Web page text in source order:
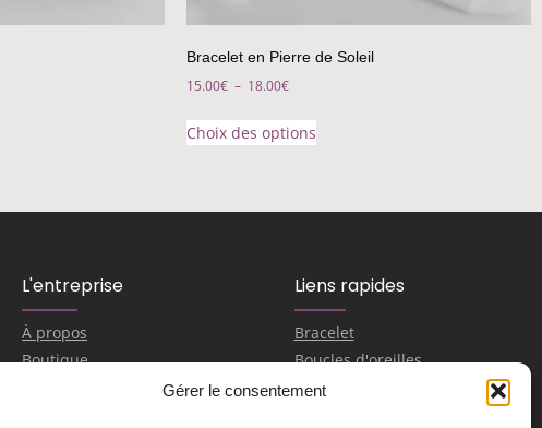
Gérer le consentement
Bracelet en Pierre de Soleil
15.00€ – 18.00€
Choix des options
L'entreprise
À propos
Boutique
Je souhaite collaborer
Liens rapides
Bracelet
Boucles d'oreilles
Pendentifs